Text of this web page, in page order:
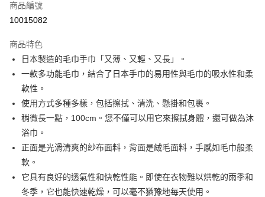
信用卡分期付款
合作金庫商業銀行
華南商業銀行
彰化商業銀行
上海商業儲蓄銀行
台北富邦商業銀行
國泰世華商業銀行
臺灣中小企業銀行
台中商業銀行
匯豐（台灣）商業銀行
華泰商業銀行
聯邦商業銀行
遠東國際商業銀行
元大商業銀行
玉山商業銀行
星展（台灣）商業銀行
台新國際商業銀行
台灣樂天信用卡公司
超商取貨付款
LINE Pay
Apple Pay
街口支付
Google Pay
商品編號
10015082
商品特色
日本製造的毛巾手巾「又薄、又輕、又長」。
一款多功能毛巾，結合了日本手巾的易用性與毛巾的吸水性和柔
軟性。
使用方式多種多樣，包括擦拭、清洗、懸掛和包裹。
稍微長一點，100cm。您不僅可以用它來擦拭身體，還可做為沐
浴巾。
正面是光滑清爽的紗布面料，背面是絨毛面料，手感如毛巾般柔
軟。
它具有良好的透氣性和快乾性能。即使在衣物難以烘乾的雨季和
冬季，它也能快速乾燥，可以毫不猶豫地每天使用。